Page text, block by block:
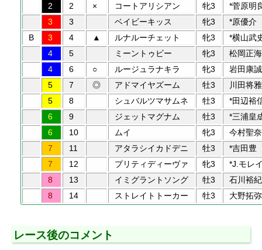
2
2 × コートアリシアン 牝3
*菅原明
3
3 ベイビーキッス 牝3
*原優介
B
3 4 ▲ ルナルーチェット 牝3
*横山武
4
5 ミーントゥビー 牝3
松岡正海
4
6 ○ ルージュラナキラ 牝3
岩田康誠
5
7 ◎ アドマイヤズーム 牡3
川田将雅
5
8 シュバルツマサムネ 牡3
*田辺裕
6
9 ジェットマグナム 牡3
*三浦皇
6
10 ムイ 牝3
今村聖奈
7
11 アタラシイカドデニ 牡3
*吉田豊
7
12 プリティディーヴァ 牝3
*J.モレ
8
13 イミグラントソング 牡3
石川裕紀
8
14 ストレイトトーカー 牡3 大野拓弥
レース後のコメント